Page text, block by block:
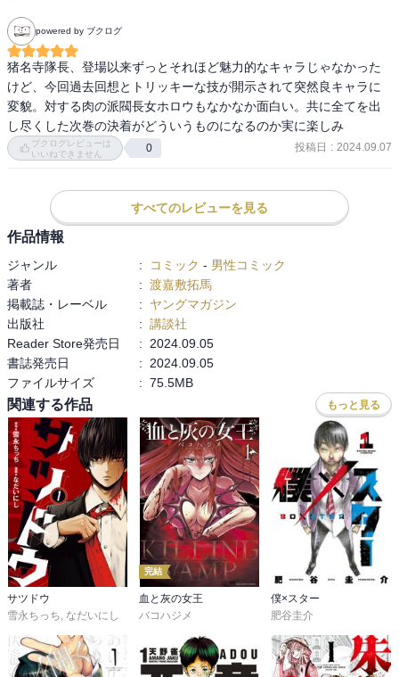
powered by ブクログ
猪名寺隊長、登場以来ずっとそれほど魅力的なキャラじゃなかった
けど、今回過去回想とトリッキーな技が開示されて突然良キャラに
変貌。対する肉の派閥長女ホロウもなかなか面白い。共に全てを出
し尽くした次巻の決着がどういうものになるのか実に楽しみ
ブクログレビューは
いいねできません
0 投稿日 : 2024.09.07
すべてのレビューを見る
作品情報
ジャンル : コミック - 男性コミック
著者
: 渡嘉敷拓馬
掲載誌・レーベル
:
ヤングマガジン
出版社
: 講談社
Reader Store発売日
:
2024.09.05
書誌発売日
:
2024.09.05
ファイルサイズ
: 75.5MB
関連する作品 もっと見る
サツドウ
雪永ちっち, なだいにし
完結
血と灰の女王
バコハジメ
僕×スター
肥谷圭介